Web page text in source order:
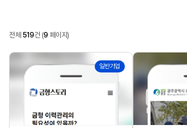
포트폴리오
전체 519건 (9 페이지)
포트폴리오 목록
일반기업